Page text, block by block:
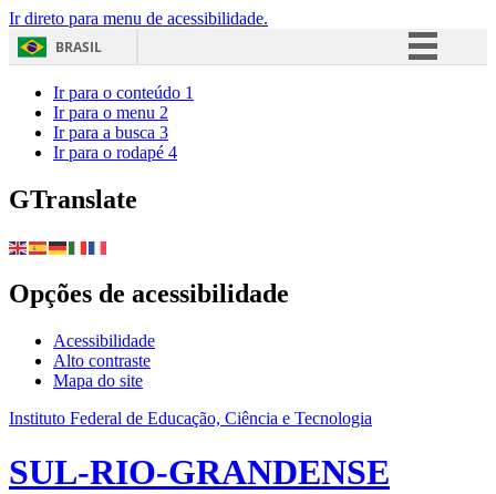
Ir direto para menu de acessibilidade.
BRASIL
Ir para o conteúdo 1
Ir para o menu 2
Ir para a busca 3
Ir para o rodapé 4
GTranslate
Opções de acessibilidade
Acessibilidade
Alto contraste
Mapa do site
Instituto Federal de Educação, Ciência e Tecnologia
SUL-RIO-GRANDENSE